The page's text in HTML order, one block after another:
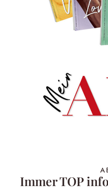
Immer TOP